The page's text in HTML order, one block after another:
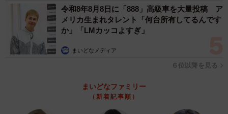
令和8年8月8日に「888」高級車を大量投稿 ア
メリカ生まれタレント「何台所有してるんです
か」「LMカッコよすぎ」
まいどなメディア
６位以降を見る
まいどなファミリー
（新着記事順）